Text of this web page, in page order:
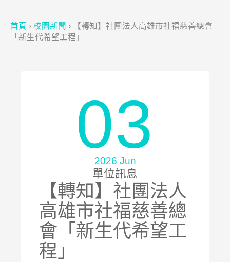
首頁 › 校園新聞 ›
【轉知】社團法人高雄市社福慈善總會
「新生代希望工程」
03
2026 Jun
單位訊息
【轉知】社團法人
高雄市社福慈善總
會「新生代希望工
程」